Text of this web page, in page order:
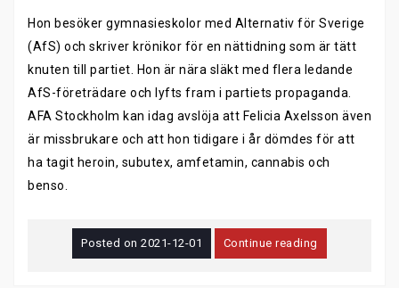
Hon besöker gymnasieskolor med Alternativ för Sverige
(AfS) och skriver krönikor för en nättidning som är tätt
knuten till partiet. Hon är nära släkt med flera ledande
AfS-företrädare och lyfts fram i partiets propaganda.
AFA Stockholm kan idag avslöja att Felicia Axelsson även
är missbrukare och att hon tidigare i år dömdes för att
ha tagit heroin, subutex, amfetamin, cannabis och
benso.
Posted on2021-12-01 Continue reading